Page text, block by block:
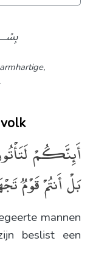
mannen
beslist een
أَئِنَّكُمْ
بَلْ أَنتُمْ قَوْمٌۭ